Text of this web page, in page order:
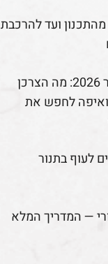
ועד להרכבת
רפורמת הבשר 2026: מה הצרכן
לחפש את
לעוף בתנור
— המדריך המלא